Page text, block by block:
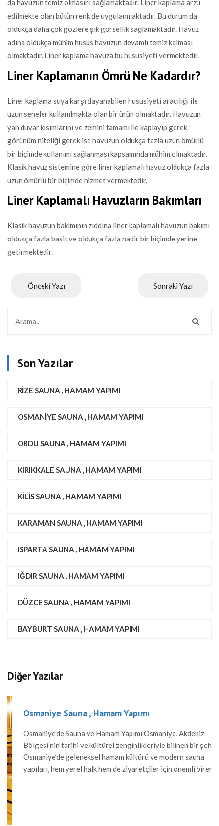
Son Yazılar
RIZE SAUNA , HAMAM YAPIMI
OSMANIYE SAUNA , HAMAM YAPIMI
ORDU SAUNA , HAMAM YAPIMI
KIRIKKALE SAUNA , HAMAM YAPIMI
KILIS SAUNA , HAMAM YAPIMI
KARAMAN SAUNA , HAMAM YAPIMI
ISPARTA SAUNA , HAMAM YAPIMI
IĞDIR SAUNA , HAMAM YAPIMI
DÜZCE SAUNA , HAMAM YAPIMI
BAYBURT SAUNA , HAMAM YAPIMI
da havuzun temiz olmasını sağlamaktadır. Liner kaplama arzu
edilmekte olan bütün renk de uygulanmaktadır. Bu durum da
oldukça daha çok gözlere şık görsellik sağlamaktadır. Havuz
adına oldukça mühim husus havuzun devamlı temiz kalması
olmaktadır. Liner kaplama havuza bu hususiyeti vermektedir.
Liner Kaplamanın Ömrü Ne Kadardır?
Liner kaplama suya karşı dayanabilen hususiyeti aracılığı ile
uzun seneler kullanılmakta olan bir ürün olmaktadır. Havuzun
yan duvar kısımlarını ve zemini tamamı ile kaplayıp gerek
görünüm niteliği gerek ise havuzun oldukça fazla uzun ömürlü
bir biçimde kullanımı sağlanması kapsamında mühim olmaktadır.
Klasik havuz sistemine göre liner kaplamalı havuz oldukça fazla
uzun ömürlü bir biçimde hizmet vermektedir.
Liner Kaplamalı Havuzların Bakımları
Klasik havuzun bakımının zıddına liner kaplamalı havuzun bakımı
oldukça fazla basit ve oldukça fazla nadir bir biçimde yerine
getirmektedir.
Önceki Yazı Sonraki Yazı
Diğer Yazılar